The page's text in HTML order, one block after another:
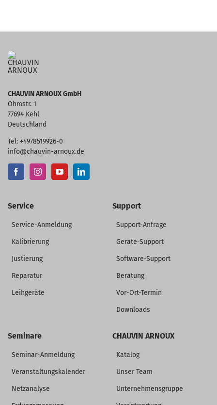
CHAUVIN ARNOUX GmbH
Ohmstr. 1
77694 Kehl
Deutschland
Tel: +4978519926-0
info@chauvin-arnoux.de
Service
Service-Anmeldung
Kalibrierung
Justierung
Reparatur
Leihgeräte
Support
Support-Anfrage
Geräte-Support
Software-Support
Beratung
Vor-Ort-Termin
Downloads
Seminare
Seminar-Anmeldung
Veranstaltungskalender
Netzanalyse
CHAUVIN ARNOUX
Katalog
Unser Team
Unternehmensgruppe